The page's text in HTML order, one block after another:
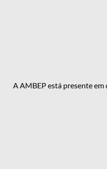
A AMBEP está presente em